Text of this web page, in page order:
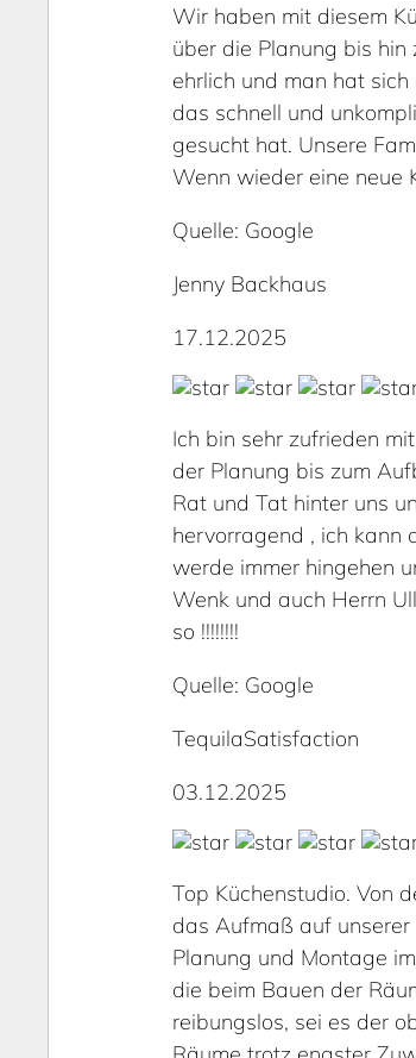
Wir haben mit diesem
über die Planung bis
ehrlich und man hat
das schnell und
gesucht hat. Unsere
Wenn wieder eine neue
Quelle: Google
Jenny Backhaus
17.12.2025
Ich bin sehr zufrieden
der Planung bis zum
Rat und Tat hinter uns
hervorragend , ich kann
werde immer hingehen
Wenk und auch Herrn
so !!!!!!!!
Quelle: Google
TequilaSatisfaction
03.12.2025
Top Küchenstudio. Von
das Aufmaß auf
Planung und Montage
die beim Bauen der
reibungslos, sei es der